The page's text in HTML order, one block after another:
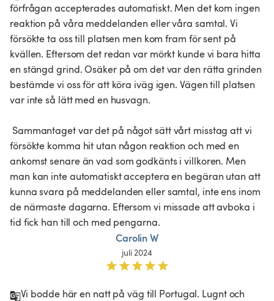
förfrågan accepterades automatiskt. Men det kom ingen
reaktion på våra meddelanden eller våra samtal. Vi
försökte ta oss till platsen men kom fram för sent på
kvällen. Eftersom det redan var mörkt kunde vi bara hitta
en stängd grind. Osäker på om det var den rätta grinden
bestämde vi oss för att köra iväg igen. Vägen till platsen
var inte så lätt med en husvagn.
försökte komma hit utan någon reaktion och med en
ankomst senare än vad som godkänts i villkoren. Men
man kan inte automatiskt acceptera en begäran utan att
kunna svara på meddelanden eller samtal, inte ens inom
de närmaste dagarna. Eftersom vi missade att avboka i
tid fick han till och med pengarna.
Carolin W
juli 2024
Vi bodde här en natt på väg till Portugal. Lugnt och